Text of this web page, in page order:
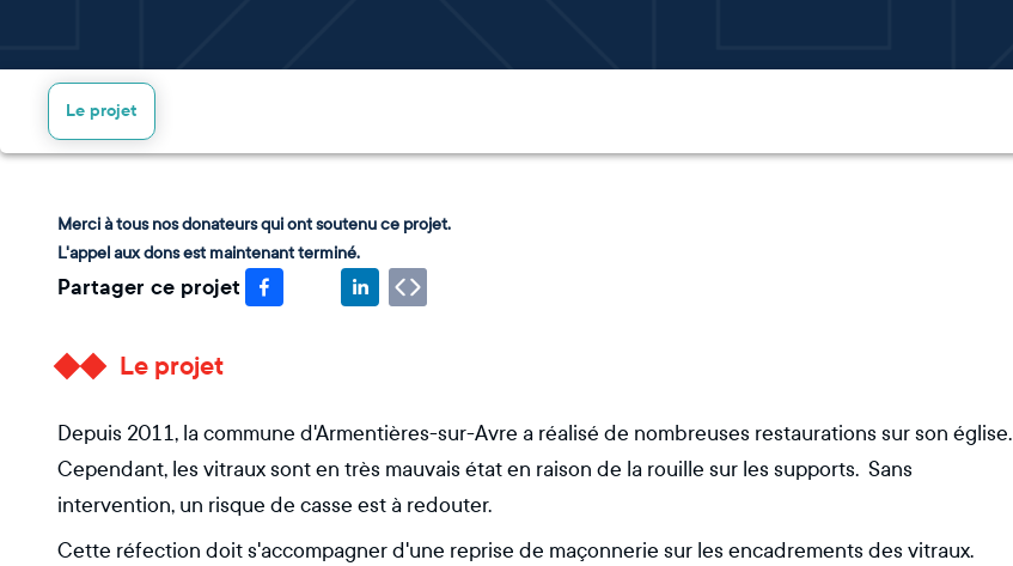
Le projet
Merci à tous nos donateurs qui ont soutenu ce projet.
L'appel aux dons est maintenant terminé.
Partager ce projet
Le projet
Depuis 2011, la commune d'Armentières-sur-Avre a réalisé de nombreuses restaurations sur son église.
Cependant, les vitraux sont en très mauvais état en raison de la rouille sur les supports. Sans
intervention, un risque de casse est à redouter.
Cette réfection doit s'accompagner d'une reprise de maçonnerie sur les encadrements des vitraux.